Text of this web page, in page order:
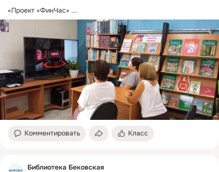
«Проект «ФинЧас» ...
Комментировать Класс
Библиотека Бековская